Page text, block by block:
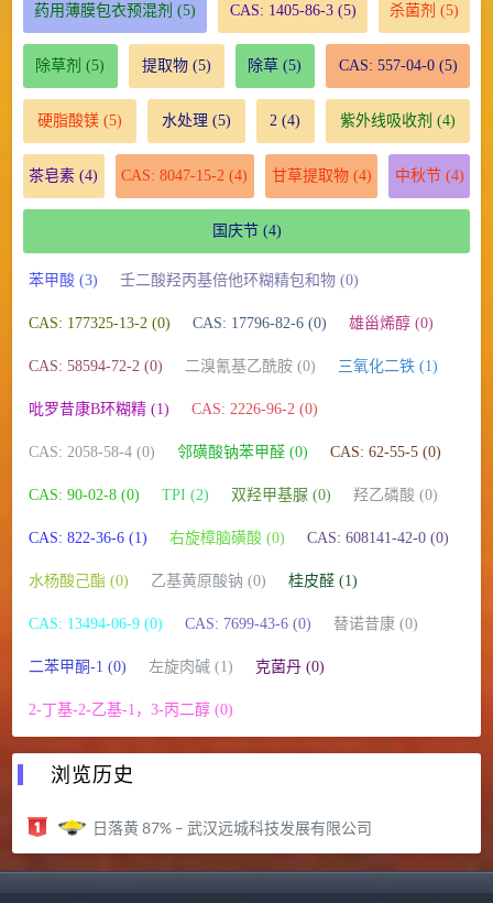
药用薄膜包衣预混剂 (5) CAS: 1405-86-3(5) 杀菌剂 (5)
除草剂 (5) 提取物(5) 除草 (5) CAS: 557-04-0(5)
硬脂酸镁(5) 水处理 (5) 2 (4) 紫外线吸收剂 (4)
茶皂素 (4) CAS: 8047-15-2 (4) 甘草提取物(4) 中秋节(4)
国庆节(4)
苯甲酸 (3) 壬二酸羟丙基倍他环糊精包和物 (0)
CAS: 177325-13-2 (0) CAS: 17796-82-6 (0) 雄甾烯醇 (0)
CAS: 58594-72-2 (0) 二溴氰基乙酰胺 (0) 三氧化二铁 (1)
吡罗昔康Β环糊精 (1) CAS: 2226-96-2 (0)
CAS: 2058-58-4 (0) 邻磺酸钠苯甲醛 (0) CAS: 62-55-5 (0)
CAS: 90-02-8 (0) TPI (2) 双羟甲基脲 (0) 羟乙磷酸 (0)
CAS: 822-36-6 (1) 右旋樟脑磺酸 (0) CAS: 608141-42-0 (0)
水杨酸己酯 (0) 乙基黄原酸钠 (0) 桂皮醛 (1)
CAS: 13494-06-9 (0) CAS: 7699-43-6 (0) 替诺昔康 (0)
二苯甲酮-1 (0) 左旋肉碱 (1) 克菌丹 (0)
2-丁基-2-乙基-1，3-丙二醇 (0)
浏览历史
日落黄 87% – 武汉远城科技发展有限公司